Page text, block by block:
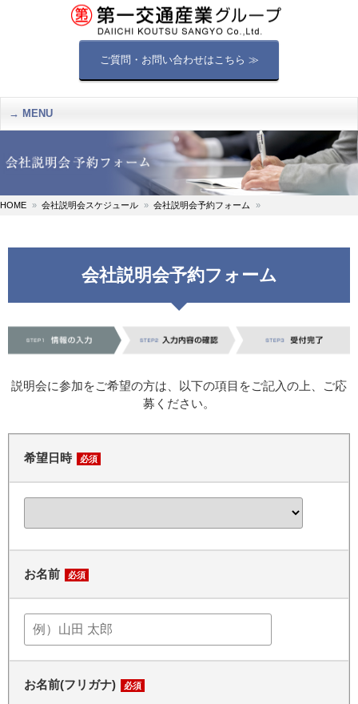
ご質問・お問い合わせはこちら ≫
MENU
HOME 会社説明会スケジュール 会社説明会予約フォーム
会社説明会予約フォーム
説明会に参加をご希望の方は、以下の項目をご記入の上、ご応
募ください。
希望日時 必須
お名前 必須
お名前(フリガナ) 必須